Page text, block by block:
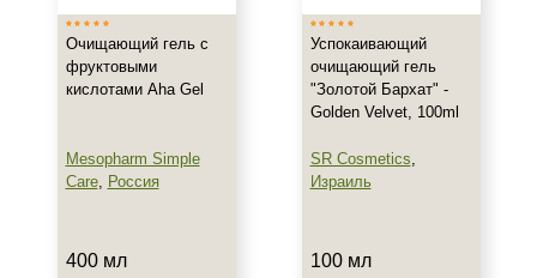
Время применения
Ежедневный
Пилинг
Очищающий гель с
фруктовыми
кислотами Aha Gel
Mesopharm Simple
Care, Россия
400 мл
Успокаивающий
очищающий гель
"Золотой Бархат" -
Golden Velvet, 100ml
SR Cosmetics,
Израиль
100 мл